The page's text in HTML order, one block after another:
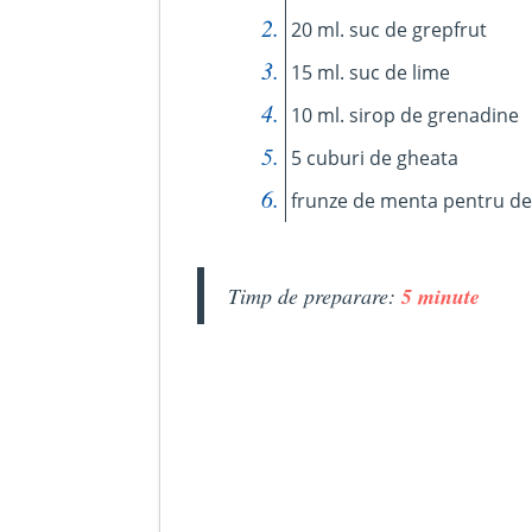
20 ml. suc de grepfrut
15 ml. suc de lime
10 ml. sirop de grenadine
5 cuburi de gheata
frunze de menta pentru
Timp de preparare:5 minute